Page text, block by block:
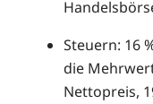
Steuern: 16
die
Nettopreis,